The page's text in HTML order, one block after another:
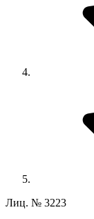
Лиц. № 3223